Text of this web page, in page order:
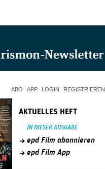
ABO APP LOGIN REGISTRIEREN
AKTUELLES HEFT
IN DIESER AUSGABE
epd Film abonnieren
epd Film App